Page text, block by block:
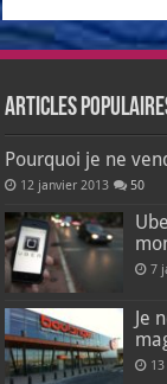
Articles
Pourquoi je ne
12 janvier 2013 50
7
Je